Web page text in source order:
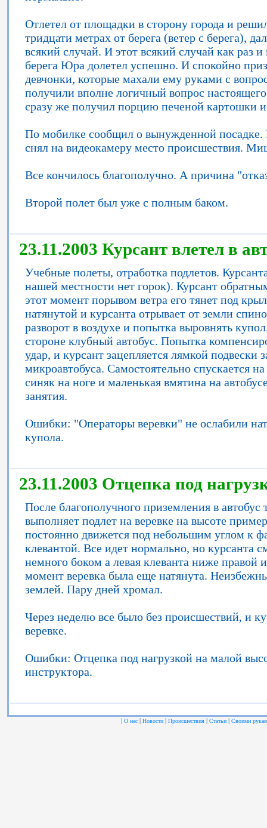
Отлетел от площадки в сторону города и
тридцати метрах от берега (ветер с берега),
всякий случай. И этот всякий случай как раз
берега Юра долетел успешно. И спокойно
девчонки, которые махали ему руками с
получили вполне логичный вопрос
сразу же получил порцию печеной картошки
По мобилке сообщил о вынужденной
снял на видеокамеру место происшествия.
Все кончилось благополучно. А причина
Второй полет был уже с полным баком.
23.11.2003 Курсант влетел в
Учебные полеты, отработка подлетов.
нашей местности нет горок). Курсант
этот момент порывом ветра его тянет под
натянутой и курсанта отрывает от земли
разворот в воздухе и попытка выровнять
стороне клубный автобус. Попытка
удар, и курсант зацепляется лямкой подвески
микроавтобуса. Самостоятельно спускается
синяк на ноге и маленькая вмятина на
занятия.
Ошибки: "Операторы веревки" не ослабили
купола.
23.11.2003 Отцепка под
После благополучного приземления в
выполняет подлет на веревке на высоте
постоянно движется под небольшим углом к
клевантой. Все идет нормально, но курсанта
немного боком а левая клеванта ниже правой
момент веревка была еще натянута.
землей. Пару дней хромал.
Через неделю все было без происшествий, и
веревке.
Ошибки: Отцепка под нагрузкой на малой
инструктора.
| О нас | Новости | Происшествия | Статьи | Своими